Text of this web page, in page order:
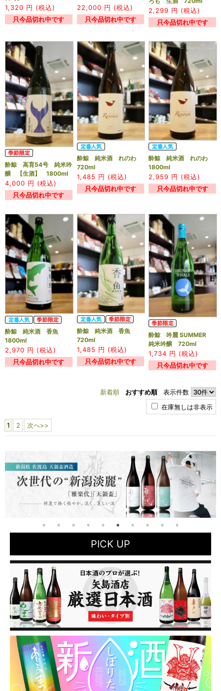
1,320 円 (税込)
只今品切れ中です
22,000 円 (税込)
只今品切れ中です
2,299 円 (税込)
只今品切れ中です
酔鯨 高育54号 純米吟
醸 【生酒】 1800ml
4,000 円 (税込)
只今品切れ中です
酔鯨 純米酒 れのわ
720ml
1,485 円 (税込)
只今品切れ中です
酔鯨 純米酒 れのわ
1800ml
2,959 円 (税込)
只今品切れ中です
酔鯨 純米酒 香魚
1800ml
2,970 円 (税込)
只今品切れ中です
酔鯨 純米酒 香魚
720ml
1,485 円 (税込)
只今品切れ中です
酔鯨 吟麗 SUMMER
純米吟醸 720ml
1,734 円 (税込)
只今品切れ中です
新着順 おすすめ順表示件数
在庫無しは非表示
1 2 次へ>>
PICK UP